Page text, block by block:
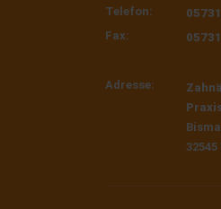
Telefon:
Fax:
Adresse: